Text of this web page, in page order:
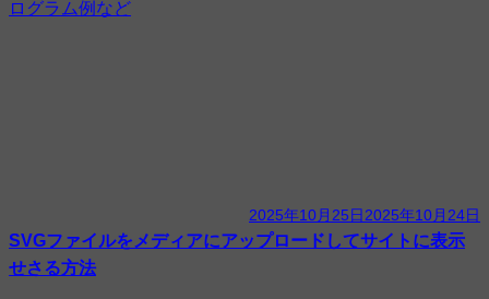
2025年10月25日2025年10月24日
SVGファイルをメディアにアップロードしてサイトに表示
せさる方法